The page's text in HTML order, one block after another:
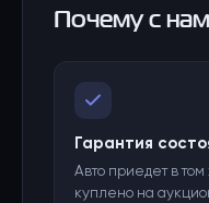
Почему с
Гарантия
Авто приедет в том
куплено на